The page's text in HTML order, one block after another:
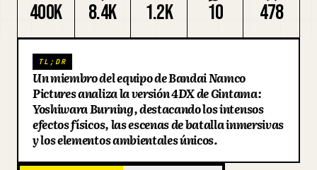
Blog
Actualizaciones
400K 8.4K 1.2K 10 478
TL;DR
Un miembro del equipo de Bandai Namco
Pictures analiza la versión 4DX de Gintama:
Yoshiwara Burning, destacando los intensos
efectos físicos, las escenas de batalla inmersivas
y los elementos ambientales únicos.